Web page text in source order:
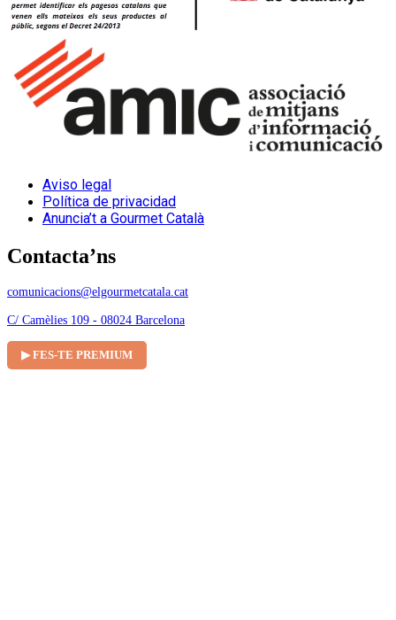
Aviso legal
Política de privacidad
Anuncia’t a Gourmet Català
Contacta’ns
comunicacions@elgourmetcatala.cat
C/ Camèlies 109 - 08024 Barcelona
▶ FES-TE PREMIUM